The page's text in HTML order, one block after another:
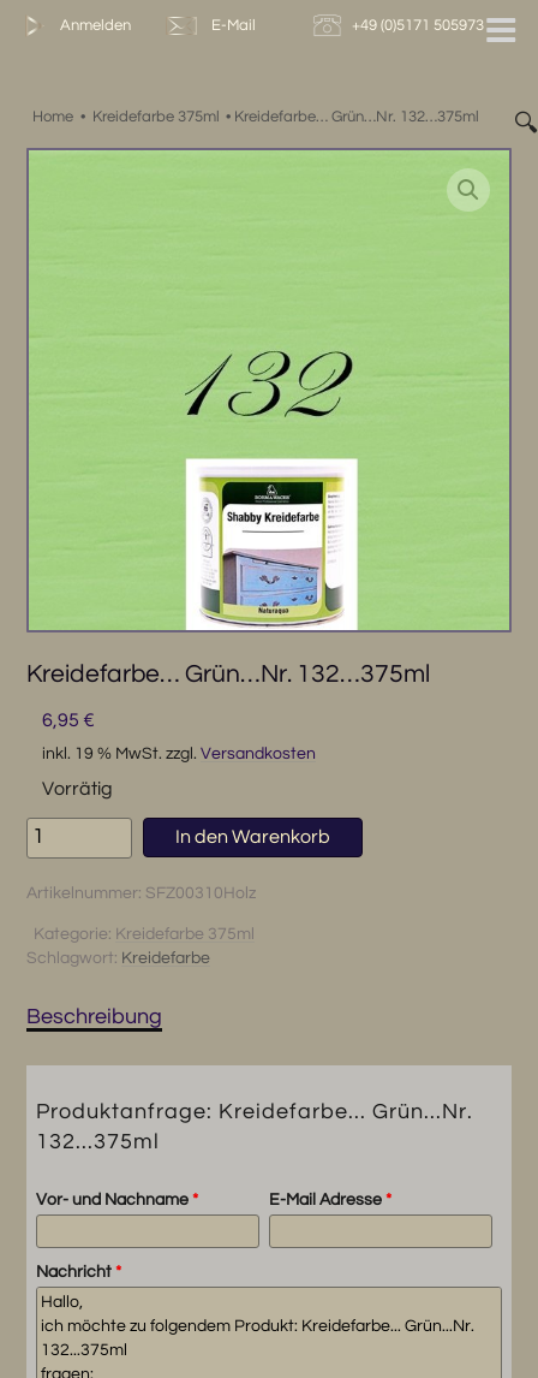
Zum
Anmelden E-Mail +49 (0)5171 505973
Home • Kreidefarbe 375ml • Kreidefarbe… Grün…Nr. 132…375ml 🔍
Kreidefarbe… Grün…Nr. 132…375ml
6,95 €
inkl. 19 % MwSt. zzgl. Versandkosten
Vorrätig
Kreidefarbe...
Grün...Nr.
In den Warenkorb
Artikelnummer: SFZ00310Holz
Kategorie: Kreidefarbe 375ml
Schlagwort: Kreidefarbe
Beschreibung
Produktanfrage: Kreidefarbe... Grün...Nr.
132...375ml
Vor- und Nachname* E-Mail Adresse *
Nachricht*